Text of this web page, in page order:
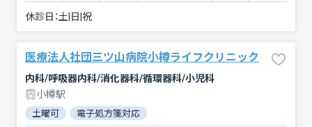
休診日：土|日|祝
医療法人社団三ツ山病院小樽ライフクリニック
内科/呼吸器内科/消化器科/循環器科/小児科
小樽駅
土曜可 電子処方箋対応